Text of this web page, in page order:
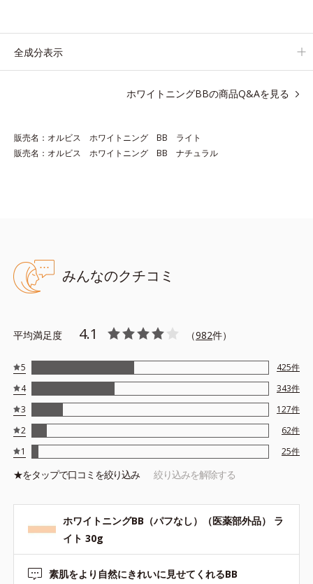
* メラニンの生成を抑え、シミ・ソバカスを防ぐ
ビタミンＣ誘導体配合＝薬用美白成分 ●ブライトカバーパウダー、
素肌コーティング毛穴隠しパウダー配合＝仕上がり・カバー力向上
粉体 ●化粧崩れ防止パウダー配合＝化粧持ち向上粉体 ●真珠エキス配
全成分表示
ホワイトニングBBの商品Q&Aを見る
販売名：オルビス ホワイトニング BB ライト
販売名：オルビス ホワイトニング BB ナチュラル
みんなのクチコミ
平均満足度 4.1 （982件）
5 425件
4
343件
3
127件
2
62件
1
25件
★をタップで口コミを絞り込み 絞り込みを解除する
ホワイトニングBB（パフなし）（医薬部外品） ラ
イト 30g
素肌をより自然にきれいに見せてくれるBB